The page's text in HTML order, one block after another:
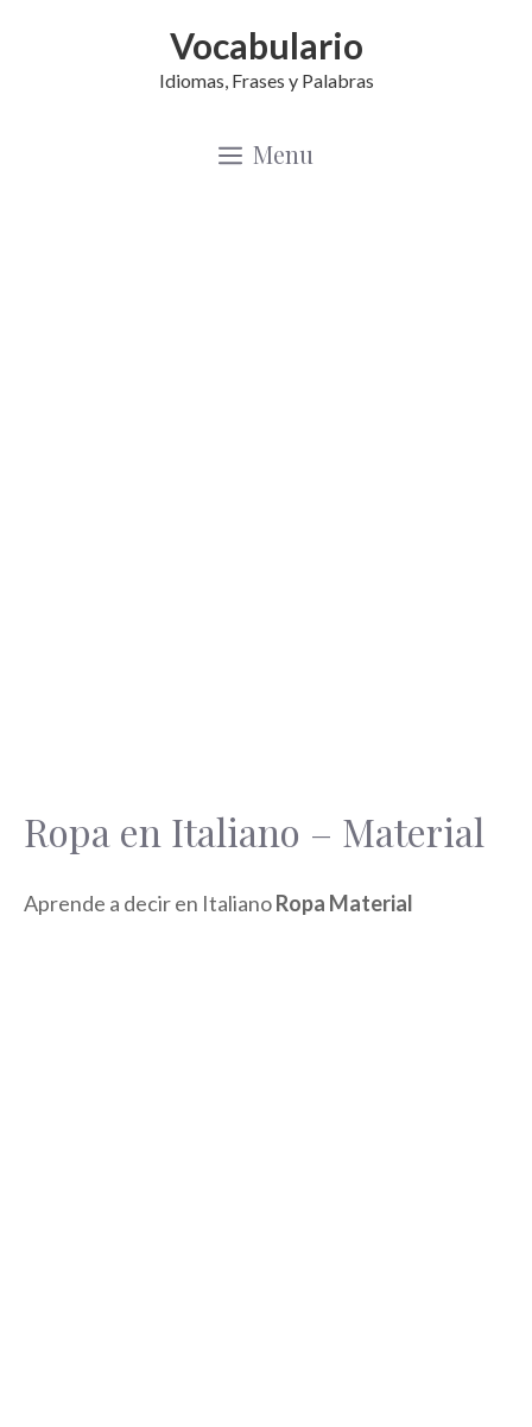
Vocabulario
Idiomas, Frases y Palabras
Menu
Ropa en Italiano – Material
Aprende a decir en ItalianoRopa Material